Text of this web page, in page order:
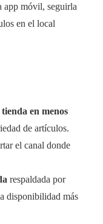
app móvil, seguirla
en el local
en menos
de artículos.
el canal donde
respaldada por
disponibilidad más